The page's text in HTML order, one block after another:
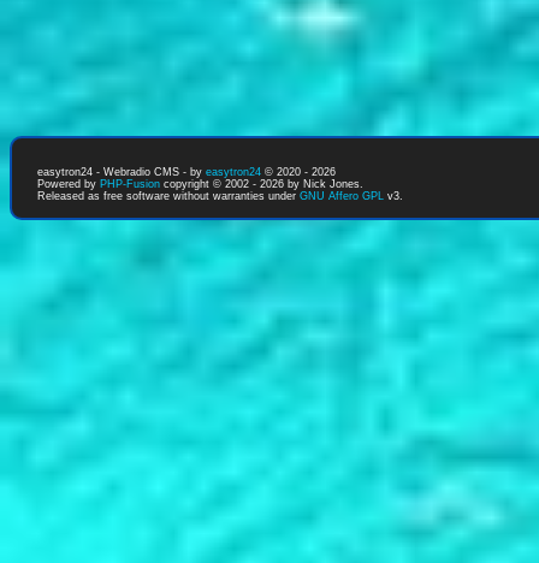
easytron24 - Webradio CMS - by easytron24 © 2020 - 2026
Powered by PHP-Fusion copyright © 2002 - 2026 by Nick Jones.
Released as free software without warranties under GNU Affero GPL v3.